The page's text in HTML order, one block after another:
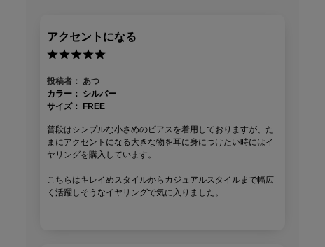
アクセントになる
投稿者： あつ
カラー：
シルバー
サイズ：
FREE
普段はシンプルな小さめのピアスを着用しておりますが、た
まにアクセントになる大きな物を耳に身につけたい時にはイ
ヤリングを購入しています。
こちらはキレイめスタイルからカジュアルスタイルまで幅広
く活躍しそうなイヤリングで気に入りました。